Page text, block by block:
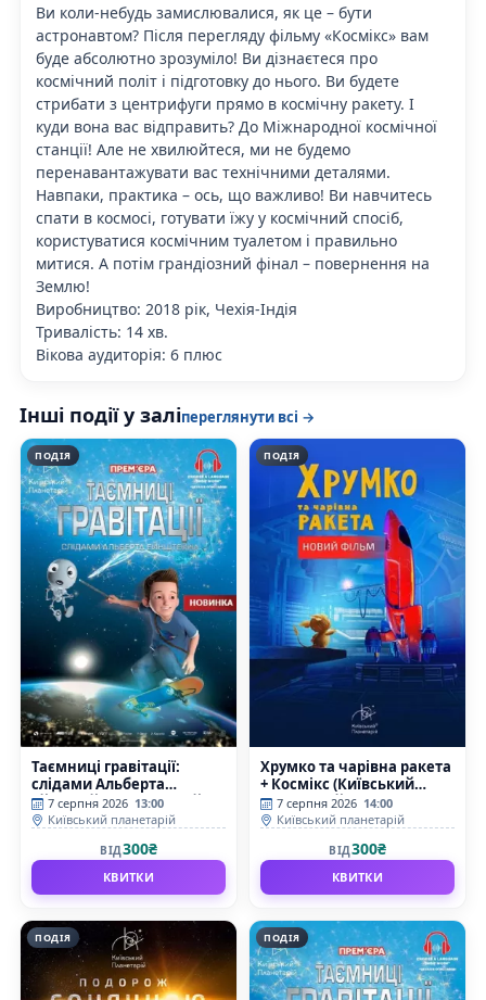
Ви коли-небудь замислювалися, як це – бути
астронавтом? Після перегляду фільму «Космікс» вам
буде абсолютно зрозуміло! Ви дізнаєтеся про
космічний політ і підготовку до нього. Ви будете
стрибати з центрифуги прямо в космічну ракету. І
куди вона вас відправить? До Міжнародної космічної
станції! Але не хвилюйтеся, ми не будемо
перенавантажувати вас технічними деталями.
Навпаки, практика – ось, що важливо! Ви навчитесь
спати в космосі, готувати їжу у космічний спосіб,
користуватися космічним туалетом і правильно
митися. А потім грандіозний фінал – повернення на
Землю!
Виробництво: 2018 рік, Чехія-Індія
Тривалість: 14 хв.
Вікова аудиторія: 6 плюс
Інші події у заліпереглянути всі →
ПОДІЯ
Таємниці гравітації:
слідами Альберта
Ейнштейна (Київський
планетарій)
7 серпня 2026 13:00
Київський планетарій
ВІД300₴
КВИТКИ
ПОДІЯ
Хрумко та чарівна ракета
+ Космікс (Київський
планетарій)
7 серпня 2026 14:00
Київський планетарій
ВІД300₴
КВИТКИ
ПОДІЯ ПОДІЯ